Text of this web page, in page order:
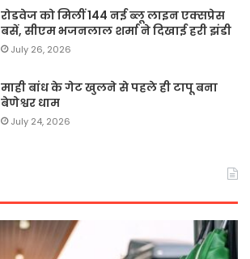
रोडवेज को मिलीं 144 नई ब्लू लाइन एक्सप्रेस
बसें, सीएम भजनलाल शर्मा ने दिखाई हरी झंडी
July 26, 2026
माही बांध के गेट खुलने से पहले ही टापू बना
बेणेश्वर धाम
July 24, 2026